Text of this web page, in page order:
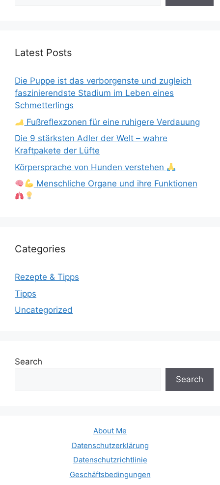
Latest Posts
Die Puppe ist das verborgenste und zugleich
faszinierendste Stadium im Leben eines
Schmetterlings
Fußreflexzonen für eine ruhigere Verdauung
Die 9 stärksten Adler der Welt – wahre
Kraftpakete der Lüfte
Körpersprache von Hunden verstehen
Menschliche Organe und ihre Funktionen
Categories
Rezepte & Tipps
Tipps
Uncategorized
Search
Search
About Me
Datenschutzerklärung
Datenschutzrichtlinie
Geschäftsbedingungen